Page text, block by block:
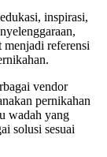
inspirasi,
referensi
vendor
pernikahan
wadah yang
solusi sesuai